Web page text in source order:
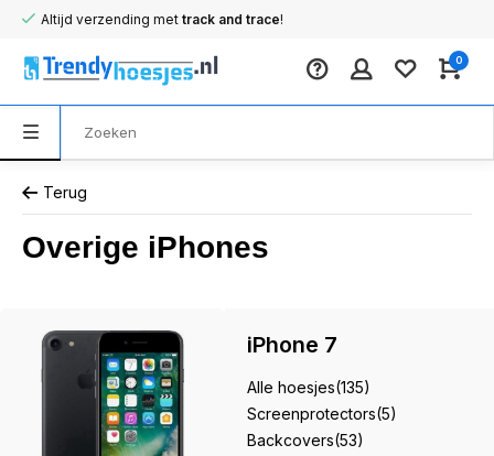
Altijd verzending met track and trace!
0
Terug
Overige iPhones
iPhone 7
Alle hoesjes(135)
Screenprotectors(5)
Backcovers(53)